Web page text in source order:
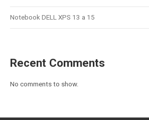
Notebook DELL XPS 13 a 15
Recent Comments
No comments to show.